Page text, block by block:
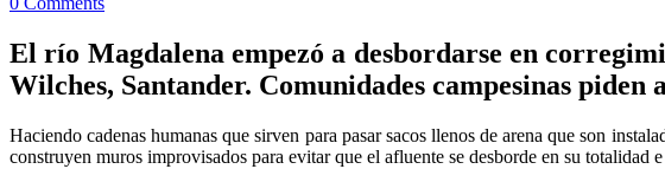
El río Magdalena empezó a desbordarse en
Wilches, Santander. Comunidades campesinas
Haciendo cadenas humanas que sirven para pasar sacos llenos de arena que son
construyen muros improvisados para evitar que el afluente se desborde en su